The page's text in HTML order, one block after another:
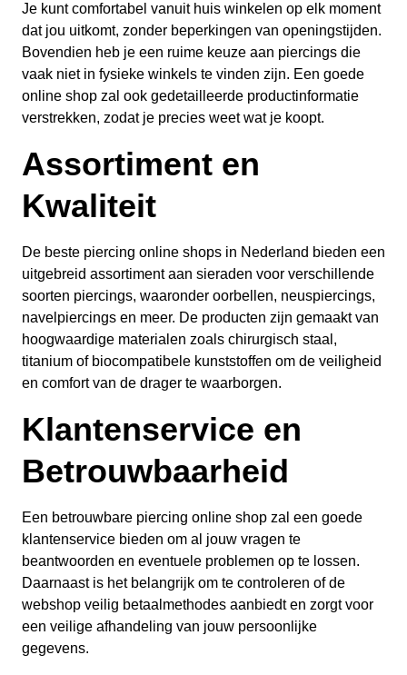
Je kunt comfortabel vanuit huis winkelen op elk moment
dat jou uitkomt, zonder beperkingen van openingstijden.
Bovendien heb je een ruime keuze aan piercings die
vaak niet in fysieke winkels te vinden zijn. Een goede
online shop zal ook gedetailleerde productinformatie
verstrekken, zodat je precies weet wat je koopt.
Assortiment en
Kwaliteit
De beste piercing online shops in Nederland bieden een
uitgebreid assortiment aan sieraden voor verschillende
soorten piercings, waaronder oorbellen, neuspiercings,
navelpiercings en meer. De producten zijn gemaakt van
hoogwaardige materialen zoals chirurgisch staal,
titanium of biocompatibele kunststoffen om de veiligheid
en comfort van de drager te waarborgen.
Klantenservice en
Betrouwbaarheid
Een betrouwbare piercing online shop zal een goede
klantenservice bieden om al jouw vragen te
beantwoorden en eventuele problemen op te lossen.
Daarnaast is het belangrijk om te controleren of de
webshop veilig betaalmethodes aanbiedt en zorgt voor
een veilige afhandeling van jouw persoonlijke
gegevens.